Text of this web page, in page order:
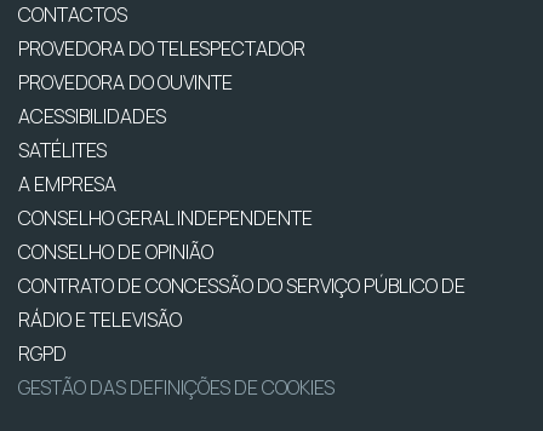
CONTACTOS
PROVEDORA DO TELESPECTADOR
PROVEDORA DO OUVINTE
ACESSIBILIDADES
SATÉLITES
A EMPRESA
CONSELHO GERAL INDEPENDENTE
CONSELHO DE OPINIÃO
CONTRATO DE CONCESSÃO DO SERVIÇO PÚBLICO DE
RÁDIO E TELEVISÃO
RGPD
GESTÃO DAS DEFINIÇÕES DE COOKIES